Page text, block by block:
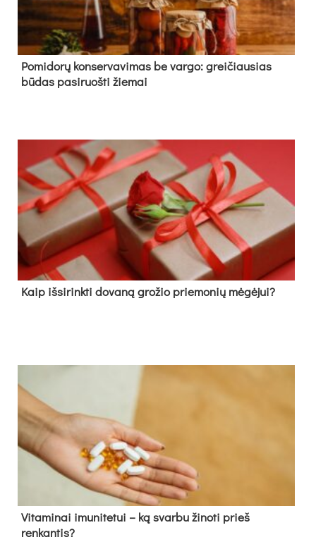
Pomidorų konservavimas be vargo: greičiausias
būdas pasiruošti žiemai
Kaip išsirinkti dovaną grožio priemonių mėgėjui?
Vitaminai imunitetui – ką svarbu žinoti prieš
renkantis?